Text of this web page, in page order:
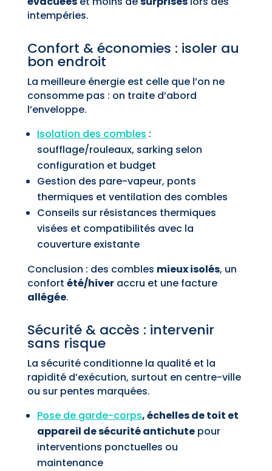
intempéries.
Confort & économies : isoler au
bon endroit
La meilleure énergie est celle que l’on ne
consomme pas : on traite d’abord
l’enveloppe.
Isolation des combles :
soufflage/rouleaux, sarking selon
configuration et budget
Gestion des pare-vapeur, ponts
thermiques et ventilation des combles
Conseils sur résistances thermiques
visées et compatibilités avec la
couverture existante
Conclusion : des combles mieux isolés, un
confort été/hiveraccru et une facture
allégée.
Sécurité & accès : intervenir
sans risque
La sécurité conditionne la qualité et la
rapidité d’exécution, surtout en centre-ville
ou sur pentes marquées.
Pose de garde-corps, échelles de toit et
appareil de sécurité antichutepour
interventions ponctuelles ou
maintenance